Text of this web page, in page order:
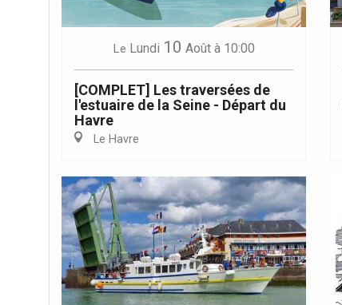
Le Lundi 10 Août à 10:00
[COMPLET] Les traversées de
l'estuaire de la Seine - Départ du
Havre
Le Havre